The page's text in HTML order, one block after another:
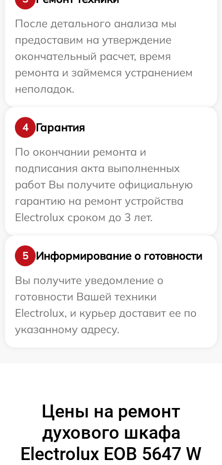
После детального анализа мы
предоставим на утверждение
окончательный расчет, время
ремонта и займемся устранением
неполадок.
4
Гарантия
По окончании ремонта и
подписания акта выполненных
работ Вы получите официальную
гарантию на ремонт устройства
Electrolux сроком до 3 лет.
5
Информирование о готовности
Вы получите уведомление о
готовности Вашей техники
Electrolux, и курьер доставит ее по
указанному адресу.
Цены на ремонт
духового шкафа
Electrolux EOB 5647 W